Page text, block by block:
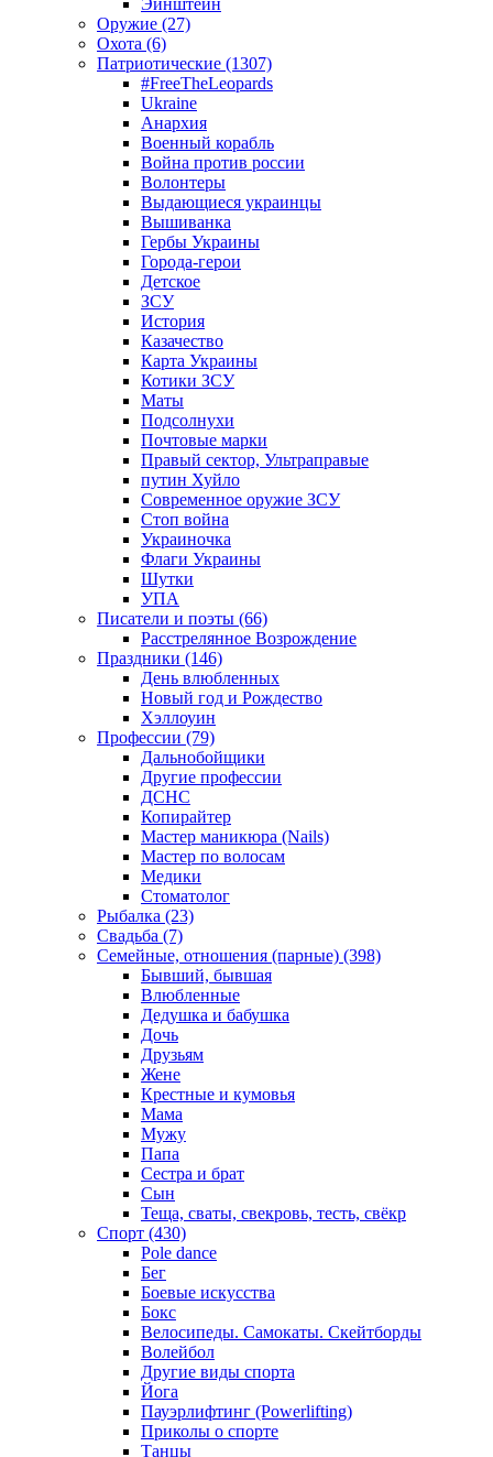
Эйнштейн
Оружие (27)
Охота (6)
Патриотические (1307)
#FreeTheLeopards
Ukraine
Анархия
Военный корабль
Война против россии
Волонтеры
Выдающиеся украинцы
Вышиванка
Гербы Украины
Города-герои
Детское
ЗСУ
История
Казачество
Карта Украины
Котики ЗСУ
Маты
Подсолнухи
Почтовые марки
Правый сектор, Ультраправые
путин Хуйло
Современное оружие ЗСУ
Стоп война
Украиночка
Флаги Украины
Шутки
УПА
Писатели и поэты (66)
Расстрелянное Возрождение
Праздники (146)
День влюбленных
Новый год и Рождество
Хэллоуин
Профессии (79)
Дальнобойщики
Другие профессии
ДСНС
Копирайтер
Мастер маникюра (Nails)
Мастер по волосам
Медики
Стоматолог
Рыбалка (23)
Свадьба (7)
Семейные, отношения (парные) (398)
Бывший, бывшая
Влюбленные
Дедушка и бабушка
Дочь
Друзьям
Жене
Крестные и кумовья
Мама
Мужу
Папа
Сестра и брат
Сын
Теща, сваты, свекровь, тесть, свёкр
Спорт (430)
Pole dance
Бег
Боевые искусства
Бокс
Велосипеды. Самокаты. Скейтборды
Волейбол
Другие виды спорта
Йога
Пауэрлифтинг (Powerlifting)
Приколы о спорте
Танцы